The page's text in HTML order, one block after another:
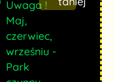
Uwaga !
Maj,
czerwiec,
wrześniu -
Park